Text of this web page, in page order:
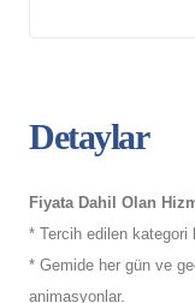
Detaylar
Fiyata Dahil Olan
* Tercih edilen
* Gemide her gün ve
animasyonlar.